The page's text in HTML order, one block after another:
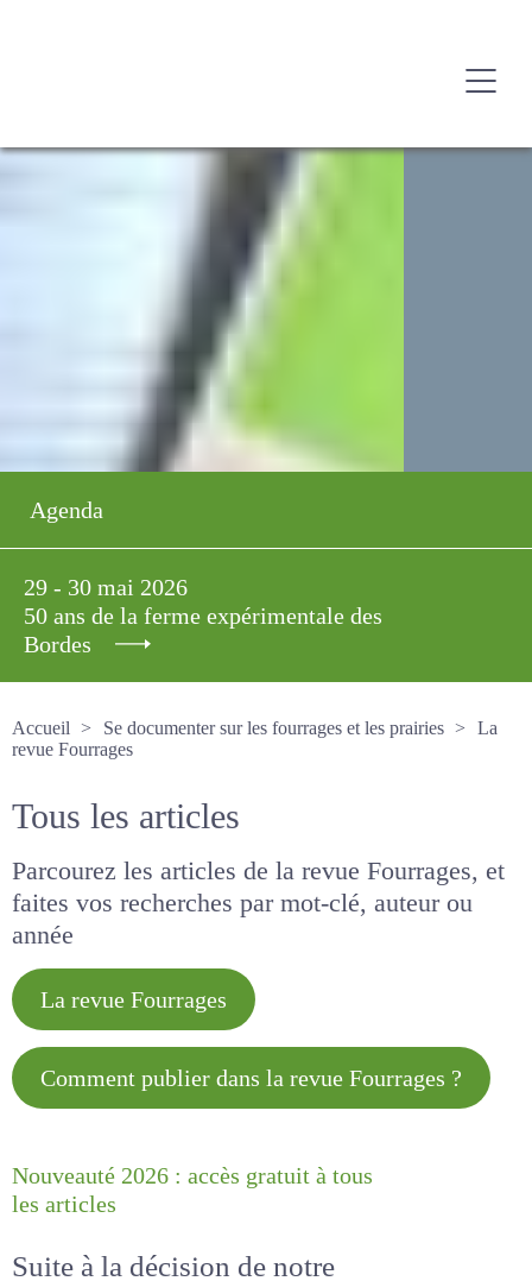
Agenda
29 - 30 mai 2026
50 ans de la ferme expérimentale des
Bordes
Accueil
Se documenter sur les fourrages et les prairies
La revue Fourrages
Tous les articles
Parcourez les articles de la revue Fourrages, et
faites vos recherches par mot-clé, auteur ou
année
La revue Fourrages
Comment publier dans la revue
Nouveauté 2026 : accès gratuit à